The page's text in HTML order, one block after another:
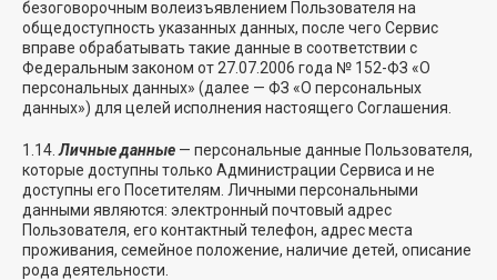
безоговорочным волеизъявлением Пользователя на
общедоступность указанных данных, после чего Сервис
вправе обрабатывать такие данные в соответствии с
Федеральным законом от 27.07.2006 года № 152-ФЗ «О
персональных данных» (далее — ФЗ «О персональных
данных») для целей исполнения настоящего Соглашения.
1.14. Личные данные — персональные данные Пользователя,
которые доступны только Администрации Сервиса и не
доступны его Посетителям. Личными персональными
данными являются: электронный почтовый адрес
Пользователя, его контактный телефон, адрес места
проживания, семейное положение, наличие детей, описание
рода деятельности.